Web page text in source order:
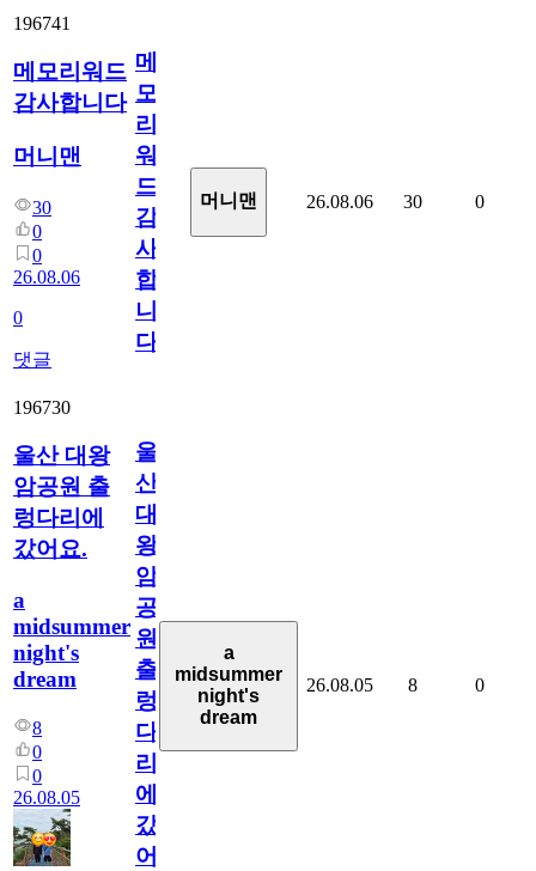
196741
메모리워드
감사합니다
머니맨
30
0
0
26.08.06
0
댓글
메
모
리
워
드
감
사
합
니
다
머니맨 26.08.06 30 0
196730
울산 대왕
암공원 출
렁다리에
갔어요.
a
midsummer
night's
dream
8
0
0
26.08.05
울
산
대
왕
암
공
원
출
렁
다
리
에
갔
어
a
midsummer
night's
dream
26.08.05 8 0